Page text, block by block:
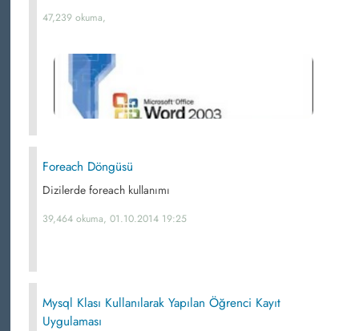
47,239 okuma,
Foreach Döngüsü
Dizilerde foreach kullanımı
39,464 okuma, 01.10.2014 19:25
Mysql Klası Kullanılarak Yapılan Öğrenci Kayıt
Uygulaması